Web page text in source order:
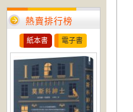
熱賣排行榜
紙本書 電子書